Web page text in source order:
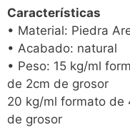
Características
• Material: Piedra
• Acabado: natural
• Peso: 15 kg/ml
de 2cm de grosor
20 kg/ml formato de
de grosor